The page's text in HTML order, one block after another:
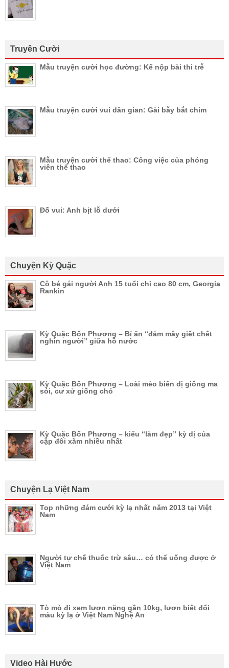
Truyên Cười
Mẫu truyện cười học đường: Kế nộp bài thi trễ
Mẫu truyện cười vui dân gian: Gài bẫy bắt chim
Mẫu truyện cười thể thao: Công việc của phóng
viên thể thao
Đố vui: Anh bịt lỗ dưới
Chuyện Kỳ Quặc
Cô bé gái người Anh 15 tuổi chỉ cao 80 cm, Georgia
Rankin
Kỳ Quặc Bốn Phương – Bí ẩn “đám mây giết chết
nghìn người” giữa hồ nước
Kỳ Quặc Bốn Phương – Loài mèo biến dị giống ma
sói, cư xử giống chó
Kỳ Quặc Bốn Phương – kiểu “làm đẹp” kỳ dị của
cặp đôi xăm nhiều nhất
Chuyện Lạ Việt Nam
Top những đám cưới kỳ lạ nhất năm 2013 tại Việt
Nam
Người tự chế thuốc trừ sâu… có thể uống được ở
Việt Nam
Tò mò đi xem lươn nặng gần 10kg, lươn biết đổi
màu kỳ lạ ở Việt Nam Nghệ An
Video Hài Hước